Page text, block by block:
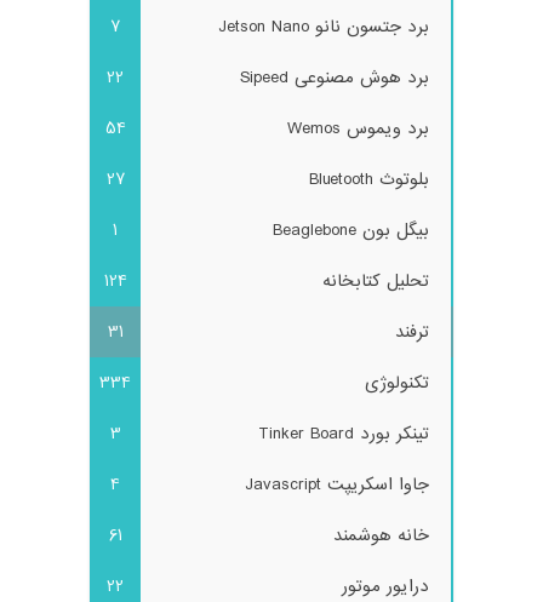
برد جتسون نانو Jetson Nano
7
برد هوش مصنوعی Sipeed
22
برد ویموس Wemos
54
بلوتوث Bluetooth
27
بیگل بون Beaglebone
1
تحلیل کتابخانه
124
ترفند
31
تکنولوژی
334
تینکر بورد Tinker Board
3
جاوا اسکریپت Javascript
4
خانه هوشمند
61
درایور موتور
22